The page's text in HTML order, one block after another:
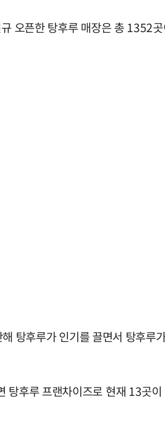
오픈한 탕후루 매장은 총 1352
탕후루가 인기를 끌면서 탕후
후루 프랜차이즈로 현재 13곳